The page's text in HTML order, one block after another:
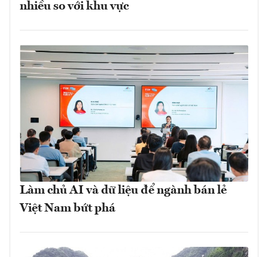
nhiều so với khu vực
Làm chủ AI và dữ liệu để ngành bán lẻ
Việt Nam bứt phá